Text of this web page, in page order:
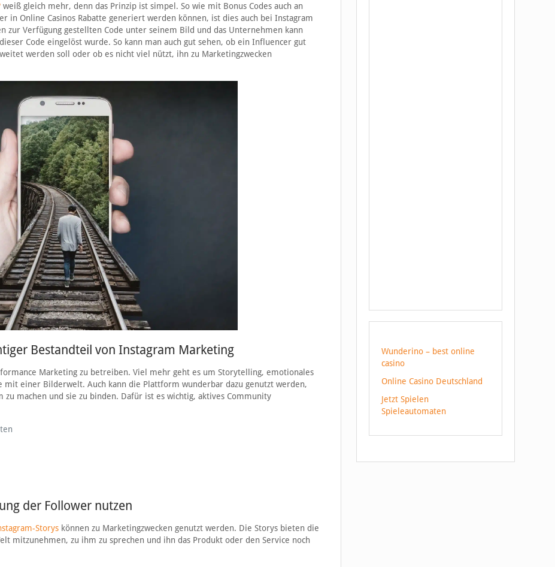
weiß gleich mehr, denn das Prinzip ist simpel. So wie mit Bonus Codes auch an
in Online Casinos Rabatte generiert werden können, ist dies auch bei Instagram
Verfügung gestellten Code unter seinem Bild und das Unternehmen kann
Code eingelöst wurde. So kann man auch gut sehen, ob ein Influencer gut
werden soll oder ob es nicht viel nützt, ihn zu Marketingzwecken
Bestandteil von Instagram Marketing
Marketing zu betreiben. Viel mehr geht es um Storytelling, emotionales
mit einer Bilderwelt. Auch kann die Plattform wunderbar dazu genutzt werden,
machen und sie zu binden. Dafür ist es wichtig, aktives Community
der Follower nutzen
Storyskönnen zu Marketingzwecken genutzt werden. Die Storys bieten die
mitzunehmen, zu ihm zu sprechen und ihn das Produkt oder den Service noch
Wunderino – best online
casino
Online Casino Deutschland
Jetzt Spielen
Spieleautomaten